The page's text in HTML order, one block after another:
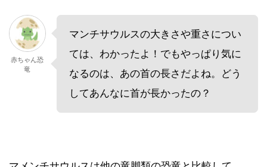
赤ちゃん恐
竜
マンチサウルスの大きさや重さについ
ては、わかったよ！でもやっぱり気に
なるのは、あの首の長さだよね。どう
してあんなに首が長かったの？